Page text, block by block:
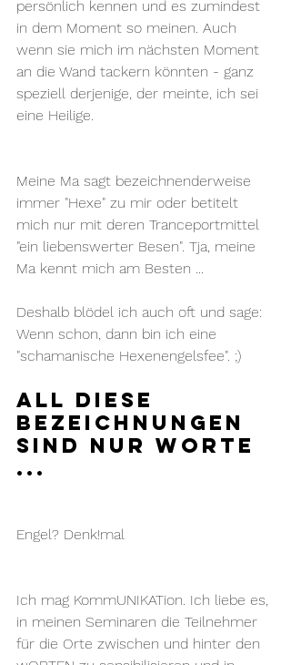
persönlich kennen und es zumindest
in dem Moment so meinen. Auch
wenn sie mich im nächsten Moment
an die Wand tackern könnten - ganz
speziell derjenige, der meinte, ich sei
eine Heilige.
Meine Ma sagt bezeichnenderweise
immer "Hexe" zu mir oder betitelt
mich nur mit deren Tranceportmittel
"ein liebenswerter Besen". Tja, meine
Ma kennt mich am Besten ...
Deshalb blödel ich auch oft und sage:
Wenn schon, dann bin ich eine
"schamanische Hexenengelsfee". ;)
All diese
Bezeichnungen
sind nur Worte
...
Engel? Denk!mal
Ich mag KommUNIKATion. Ich liebe es,
in meinen Seminaren die Teilnehmer
für die Orte zwischen und hinter den